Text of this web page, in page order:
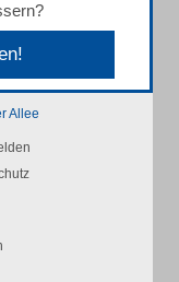
Allee